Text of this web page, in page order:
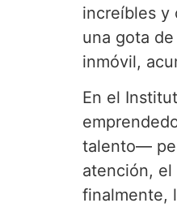
increíbles y
una gota
inmóvil,
En el
talento—
atención, el
finalmente,